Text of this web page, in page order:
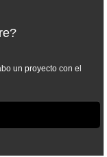
un proyecto con el